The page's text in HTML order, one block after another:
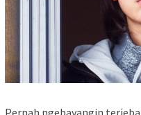
Pernah ngebayangin